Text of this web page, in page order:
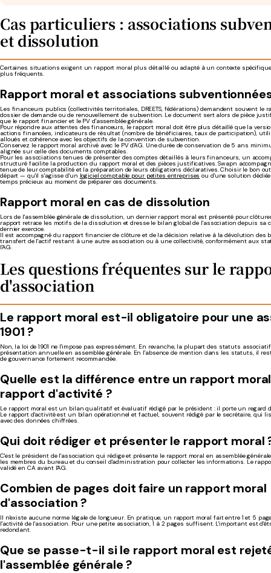
Cas particuliers : associations
et dissolution
Certaines situations exigent un rapport moral plus détaillé ou adapté à un contexte
plus fréquents.
Rapport moral et associations
Les financeurs publics (collectivités territoriales, DREETS, fédérations) demandent souvent le
dossier de demande ou de renouvellement de subvention. Le document sert alors de pièce
que le rapport financier et le PV d'assemblée générale.
Pour répondre aux attentes des financeurs, le rapport moral doit être plus détaillé que la
actions financées, indicateurs de résultat (nombre de bénéficiaires, taux de participation),
alloués et cohérence avec les objectifs de la convention de subvention.
Conservez le rapport moral archivé avec le PV d'AG. Une durée de conservation de 5 ans
alignée sur celle des documents comptables.
Pour les associations tenues de présenter des comptes détaillés à leurs financeurs, un
structuré facilite la production du rapport moral et des pièces justificatives. Swapn
tenue de leur comptabilité et la préparation de leurs obligations déclaratives. Choisir le bon
départ — qu'il s'agisse d'un logiciel comptable pour petites entreprises ou d'une solution
temps précieux au moment de préparer ces documents.
Rapport moral en cas de dissolution
Lors de l'assemblée générale de dissolution, un dernier rapport moral est présenté pour
rapport retrace les motifs de la dissolution et dresse le bilan global de l'association depuis sa
dernier exercice.
Il est accompagné du rapport financier de clôture et de la décision relative à la dévolution des
transfert de l'actif restant à une autre association ou à une collectivité, conformément aux
l'AG.
Les questions fréquentes sur le
d'association
Le rapport moral est-il obligatoire pour une
1901 ?
Non, la loi de 1901 ne l'impose pas expressément. En revanche, la plupart des statuts
présentation annuelle en assemblée générale. En l'absence de mention dans les statuts, il
de gouvernance fortement recommandée.
Quelle est la différence entre un rapport
rapport d'activité ?
Le rapport moral est un bilan qualitatif et évaluatif rédigé par le président : il porte un regard
Le rapport d'activité est un bilan opérationnel et factuel, souvent rédigé par le secrétaire, qui
avec des données chiffrées.
Qui doit rédiger et présenter le rapport moral
C'est le président de l'association qui rédige et présente le rapport moral en assemblée
les membres du bureau et du conseil d'administration pour collecter les informations. Le
validé en CA avant l'AG.
Combien de pages doit faire un rapport moral
d'association ?
Il n'existe aucune norme légale de longueur. En pratique, un rapport moral fait entre 1 et 5
l'activité de l'association. Pour une petite association, 1 à 2 pages suffisent. L'important est
redondant.
Que se passe-t-il si le rapport moral est
l'assemblée générale ?